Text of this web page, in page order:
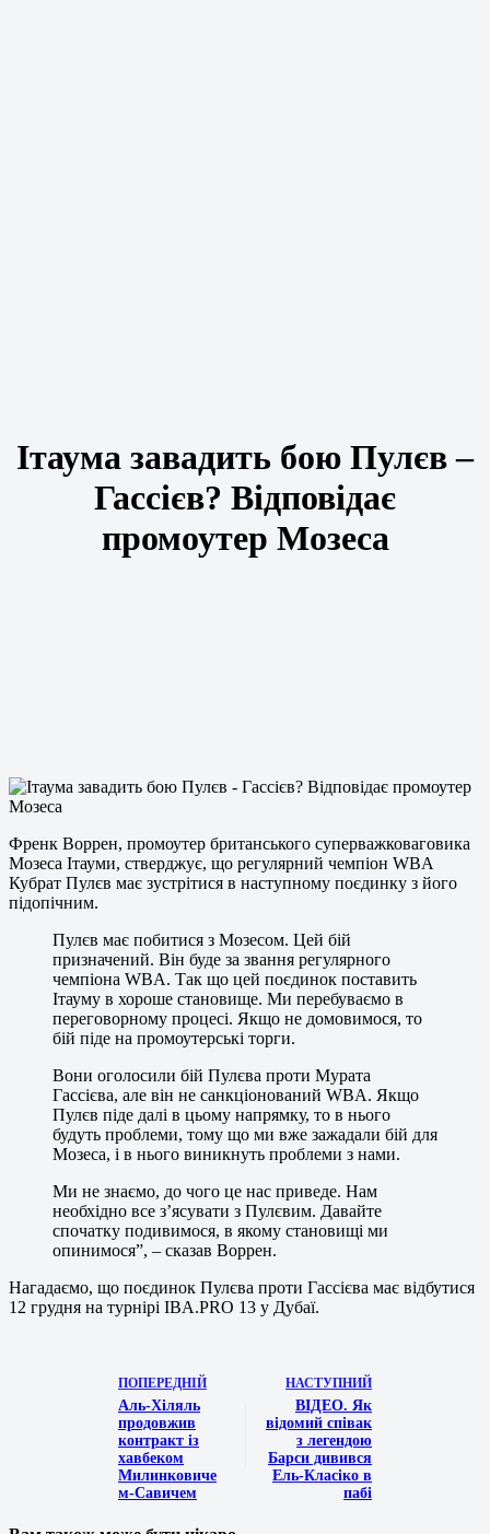
Ітаума завадить бою Пулєв –
Гассієв? Відповідає
промоутер Мозеса
Френк Воррен, промоутер британського суперважковаговика
Мозеса Ітауми, стверджує, що регулярний чемпіон WBA
Кубрат Пулєв має зустрітися в наступному поєдинку з його
підопічним.
Пулєв має побитися з Мозесом. Цей бій
призначений. Він буде за звання регулярного
чемпіона WBA. Так що цей поєдинок поставить
Ітауму в хороше становище. Ми перебуваємо в
переговорному процесі. Якщо не домовимося, то
бій піде на промоутерські торги.
Вони оголосили бій Пулєва проти Мурата
Гассієва, але він не санкціонований WBA. Якщо
Пулєв піде далі в цьому напрямку, то в нього
будуть проблеми, тому що ми вже зажадали бій для
Мозеса, і в нього виникнуть проблеми з нами.
Ми не знаємо, до чого це нас приведе. Нам
необхідно все з’ясувати з Пулєвим. Давайте
спочатку подивимося, в якому становищі ми
опинимося”, – сказав Воррен.
Нагадаємо, що поєдинок Пулєва проти Гассієва має відбутися
12 грудня на турнірі IBA.PRO 13 у Дубаї.
ПОПЕРЕДНІЙ
Аль-Хіляль
продовжив
контракт із
хавбеком
Милинковиче
м-Савичем
НАСТУПНИЙ
ВІДЕО. Як
відомий співак
з легендою
Барси дивився
Ель-Класіко в
пабі